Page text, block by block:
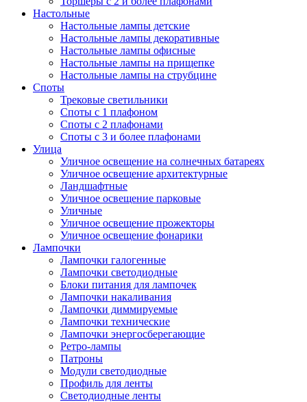
Настольные
Настольные лампы детские
Настольные лампы декоративные
Настольные лампы офисные
Настольные лампы на прищепке
Настольные лампы на струбцине
Споты
Трековые светильники
Споты с 1 плафоном
Споты с 2 плафонами
Споты с 3 и более плафонами
Улица
Уличное освещение на солнечных батареях
Уличное освещение архитектурные
Ландшафтные
Уличное освещение парковые
Уличные
Уличное освещение прожекторы
Уличное освещение фонарики
Лампочки
Лампочки галогенные
Лампочки светодиодные
Блоки питания для лампочек
Лампочки накаливания
Лампочки диммируемые
Лампочки технические
Лампочки энергосберегающие
Ретро-лампы
Патроны
Модули светодиодные
Профиль для ленты
Светодиодные ленты